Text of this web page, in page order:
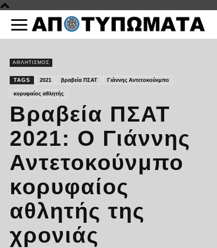
ΑΘΛΗΤΙΣΜΟΣ
TAGS 2021 βραβεία ΠΣΑΤ Γιάννης Αντετοκούνμπο
κορυφαίος αθλητής
Βραβεία ΠΣΑΤ
2021: Ο Γιάννης
Αντετοκούνμπο
κορυφαίος
αθλητής της
χρονιάς